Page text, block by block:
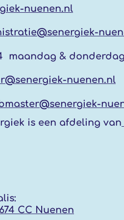
nuenen.nl
maandag &
nuenen.nl
is een afdeling van
CC Nuenen